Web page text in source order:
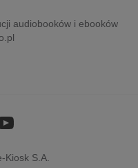
audiobooków i ebooków
Kiosk S.A.